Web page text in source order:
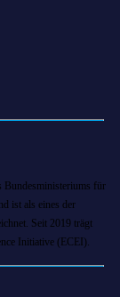
Bundesministeriums für
ist als eines der
Seit 2019 trägt
Initiative (ECEI).